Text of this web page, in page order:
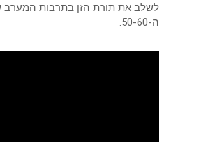
לשלב את תורת הזן בתרבות המערב
ה-50-60.